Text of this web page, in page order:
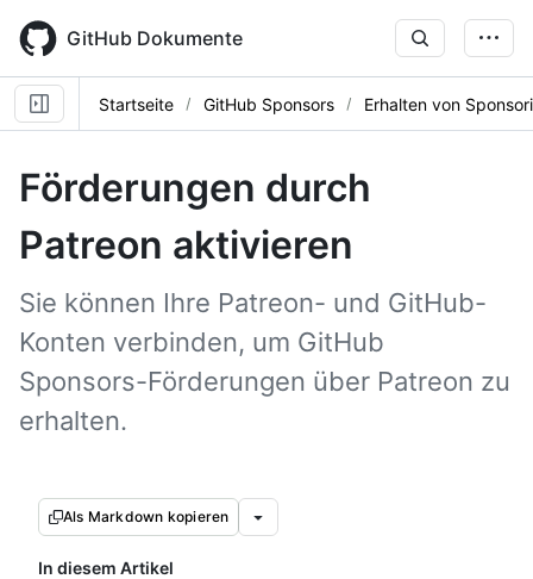
main
content
GitHub Dokumente
Startseite GitHub Sponsors Erhalten von
Förderungen durch
Patreon aktivieren
Sie können Ihre Patreon- und GitHub-
Konten verbinden, um GitHub
Sponsors-Förderungen über Patreon zu
erhalten.
Als Markdown kopieren
In diesem Artikel